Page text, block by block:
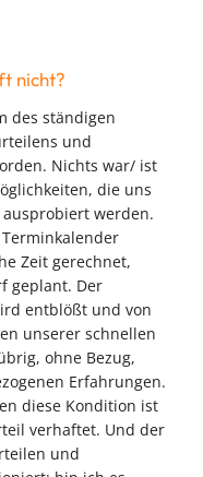
nicht?
des ständigen
und
Nichts war/ ist
die uns
werden.
Zeit gerechnet,
geplant. Der
entblößt und von
unserer schnellen
ohne Bezug,
Erfahrungen.
diese Kondition ist
verhaftet. Und der
und